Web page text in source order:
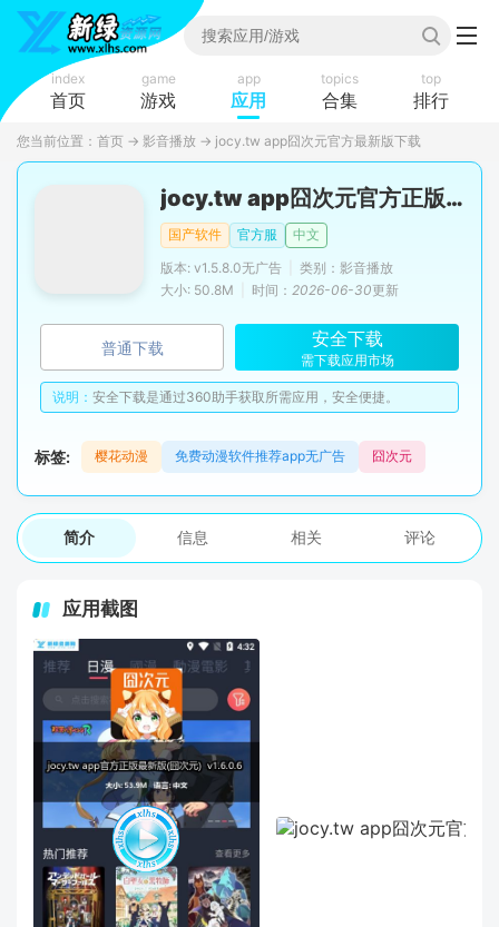
index
首页
game
游戏
app
应用
topics
合集
top
排行
您当前位置： 首页 → 影音播放 → jocy.tw app囧次元官方最新版下载
jocy.tw app囧次元官方正版最新版
国产软件 官方服
中文
版本: v1.5.8.0无广告
类别：影音播放
大小: 50.8M
时间： 2026-06-30更新
普通下载 安全下载
需下载应用市场
说明： 安全下载是通过360助手获取所需应用，安全便捷。
标签: 樱花动漫 免费动漫软件推荐app无广告 囧次元
简介 信息 相关 评论
应用截图